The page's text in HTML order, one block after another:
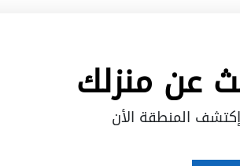
عن منزلك
إكتشف المنطقة الأن